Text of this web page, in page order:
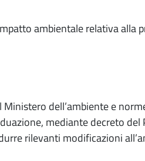
ambientale relativa alla
dell’ambiente e
mediante decreto del
rilevanti modificazioni